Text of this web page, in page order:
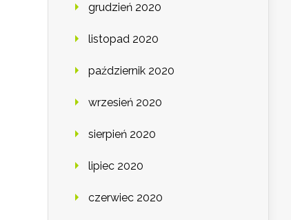
grudzień 2020
listopad 2020
październik 2020
wrzesień 2020
sierpień 2020
lipiec 2020
czerwiec 2020